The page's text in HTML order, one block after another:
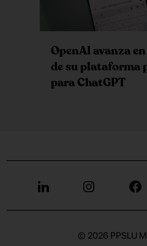
OpenAI avanza
de su
para ChatGPT
© 2026 PPSLU